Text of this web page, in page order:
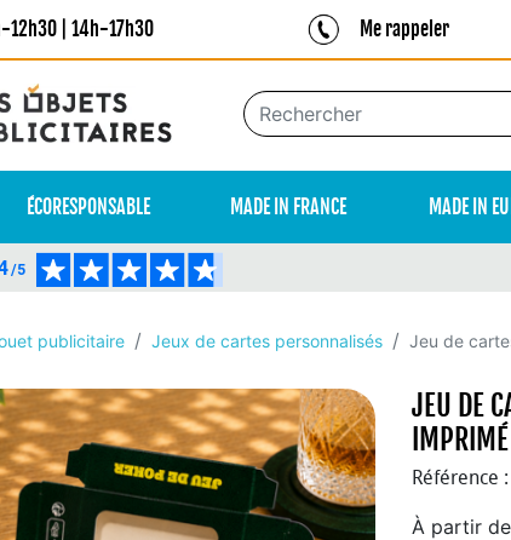
12h30 | 14h-17h30
Me rappeler
ÉCORESPONSABLE MADE IN FRANCE MADE IN
/5
publicitaire Jeux de cartes personnalisés Jeu de
JEU DE
Référence :
À partir de